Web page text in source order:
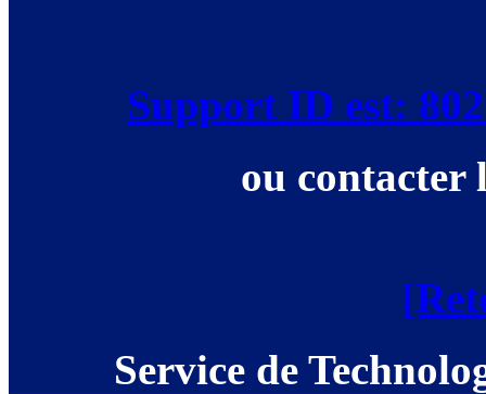
Support ID est:
ou contacter
Service de